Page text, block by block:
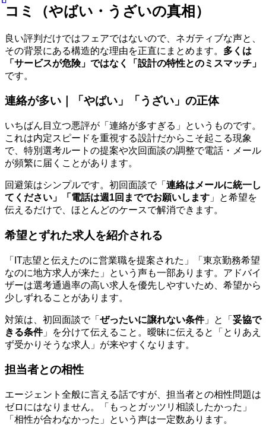
コミ（やばい・うざいの真相）
良い評判だけではフェアではないので、ネガティブな声と、
その背景にある構造的な理由を正直にまとめます。 多くは
「サービスが危険」ではなく「設計の特性とのミスマッチ」
です。
連絡が多い｜「やばい」「うざい」の正体
いちばん目立つ悪評が「連絡が多すぎる」というものです。
これは内定スピードを重視する設計だからこそ起こる現象
で、特別選考ルートの提案や次回面談の調整で電話・メール
が頻繁に届くことがあります。
回避策はシンプルです。初回面談で「 連絡はメールに統一し
てください」「電話は週1回まででお願いします 」と希望を
伝えるだけで、ほとんどのケースで解消できます。
希望とずれた求人を紹介される
「IT志望と伝えたのに営業職を提案された」「東京勤務希望
なのに地方求人が来た」という声も一部あります。アドバイ
ザーは選考通過率の高い求人を優先しやすいため、希望から
少しずれることがあります。
対策は、初回面談で「 ぜったいに譲れない条件」と「 妥協で
きる条件」を分けて伝えること。曖昧に伝えると「とりあえ
ず受かりそうな求人」が来やすくなります。
担当者との相性
エージェント全般に言える話ですが、担当者との相性問題は
ゼロにはなりません。「もっとガッツリ相談したかった」
「相性が合わなかった」という声は一定数あります。